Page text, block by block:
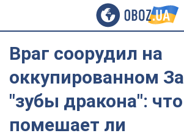
Враг соорудил на
оккупированном
"зубы дракона":
помешает ли